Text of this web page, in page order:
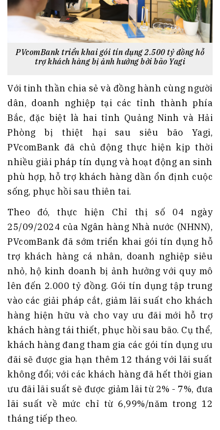
PVcomBank triển khai gói tín dụng 2.500 tỷ đồng hỗ
trợ khách hàng bị ảnh hưởng bởi bão Yagi
Với tinh thần chia sẻ và đồng hành cùng người
dân, doanh nghiệp tại các tỉnh thành phía
Bắc, đặc biệt là hai tỉnh Quảng Ninh và Hải
Phòng bị thiệt hại sau siêu bão Yagi,
PVcomBank đã chủ động thực hiện kịp thời
nhiều giải pháp tín dụng và hoạt động an sinh
phù hợp, hỗ trợ khách hàng dần ổn định cuộc
sống, phục hồi sau thiên tai.
Theo đó, thực hiện Chỉ thị số 04 ngày
25/09/2024 của Ngân hàng Nhà nước (NHNN),
PVcomBank đã sớm triển khai gói tín dụng hỗ
trợ khách hàng cá nhân, doanh nghiệp siêu
nhỏ, hộ kinh doanh bị ảnh hưởng với quy mô
lên đến 2.000 tỷ đồng. Gói tín dụng tập trung
vào các giải pháp cắt, giảm lãi suất cho khách
hàng hiện hữu và cho vay ưu đãi mới hỗ trợ
khách hàng tái thiết, phục hồi sau bão. Cụ thể,
khách hàng đang tham gia các gói tín dụng ưu
đãi sẽ được gia hạn thêm 12 tháng với lãi suất
không đổi; với các khách hàng đã hết thời gian
ưu đãi lãi suất sẽ được giảm lãi từ 2% - 7%, đưa
lãi suất về mức chỉ từ 6,99%/năm trong 12
tháng tiếp theo.